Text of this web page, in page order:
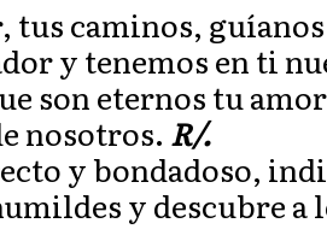
tus caminos,
y tenemos en ti
son eternos tu
nosotros. R/.
y bondadoso,
y descubre a